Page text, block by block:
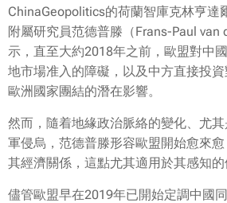
ChinaGeopolitics的荷蘭智庫克林亨達
附屬研究員范德普滕（Frans-Paul van
示，直至大約2018年之前，歐盟對中
地市場准入的障礙，以及中方直接投
歐洲國家團結的潛在影響。
然而，隨着地緣政治脈絡的變化、尤
軍侵烏，范德普滕形容歐盟開始愈來
其經濟關係，這點尤其適用於其感知的
儘管歐盟早在2019年已開始定調中國